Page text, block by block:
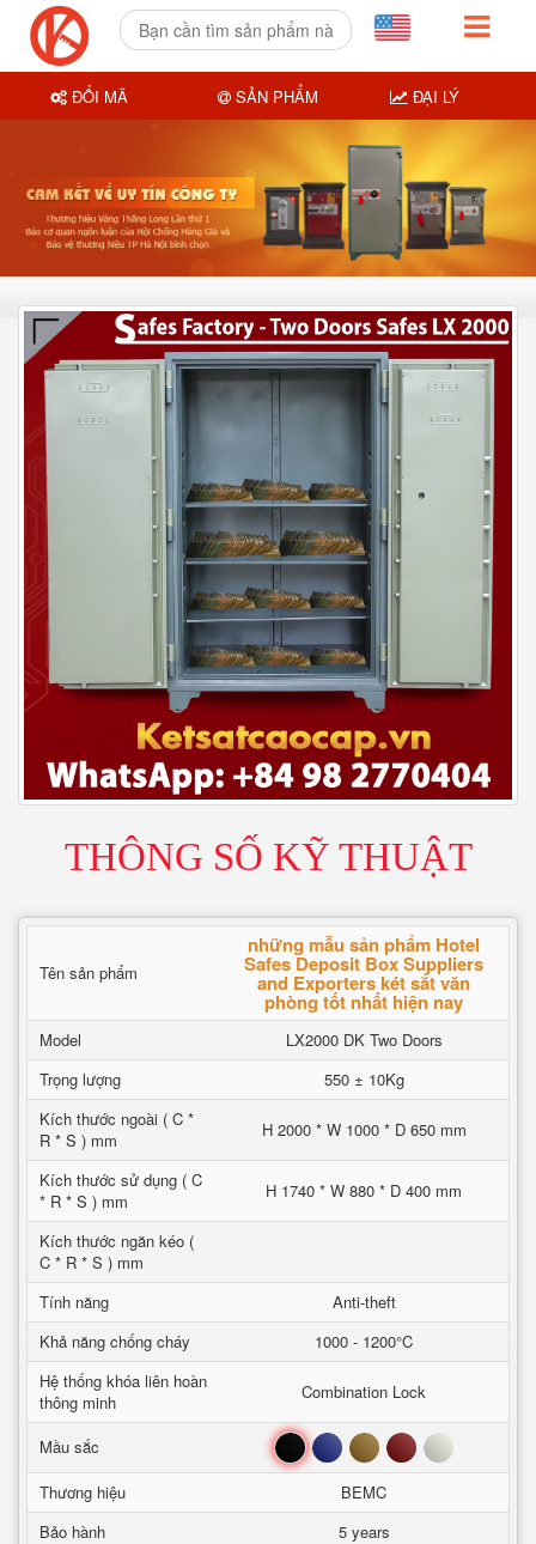
THÔNG SỐ KỸ THUẬT
Tên sản phẩm
những mẫu sản phẩm Hotel
Safes Deposit Box Suppliers
and Exporters két sắt văn
phòng tốt nhất hiện nay
Model
LX2000 DK Two Doors
Trọng lượng
550 ± 10Kg
Kích thước ngoài ( C *
R * S ) mm
H 2000 * W 1000 * D 650 mm
Kích thước sử dụng ( C
* R * S ) mm
H 1740 * W 880 * D 400 mm
Kích thước ngăn kéo (
C * R * S ) mm
Tính năng
Anti-theft
Khả năng chống cháy
1000 - 1200°C
Hệ thống khóa liên hoàn
thông minh
Combination Lock
Mầu sắc Đen Xanh Nâu Đỏ Trắng
Thương hiệu
BEMC
Bảo hành
5 years
ĐỔI MÃ SẢN PHẨM ĐẠI LÝ